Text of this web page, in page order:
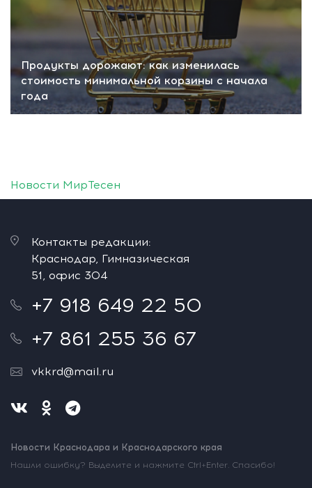
Продукты дорожают: как изменилась
стоимость минимальной корзины с начала
года
Новости МирТесен
Контакты редакции:
Краснодар, Гимназическая
51, офис 304
+7 918 649 22 50
+7 861 255 36 67
vkkrd@mail.ru
Новости Краснодара и Краснодарского края
Нашли ошибку? Выделите и нажмите Ctrl+Enter. Спасибо!